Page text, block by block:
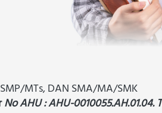
MTs, DAN SMA/MA/SMK
No AHU : AHU-0010055.AH.01.04.